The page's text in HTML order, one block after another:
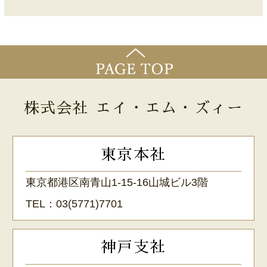
株式会社 エイ・エム・ズィー
東京本社
東京都港区南青山1-15-16山城ビル3階
TEL：03(5771)7701
神戸支社